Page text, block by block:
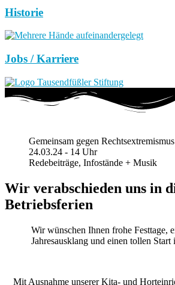
Historie
Jobs / Karriere
Gemeinsam gegen
24.03.24 - 14 Uhr
Redebeiträge, Infostände + Musik
Wir verabschieden uns in
Betriebsferien
Wir wünschen Ihnen frohe Festtage,
Jahresausklang und einen tollen Start
Mit Ausnahme unserer Kita- und